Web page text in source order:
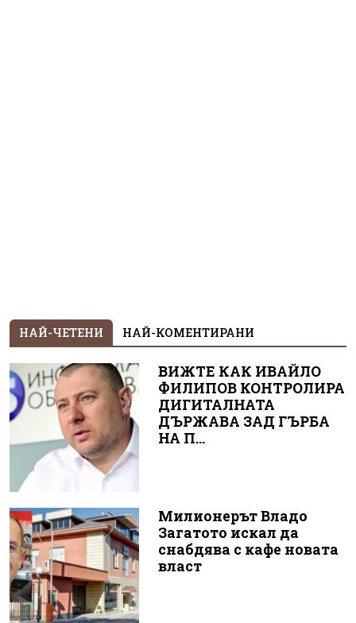
НАЙ-ЧЕТЕНИ НАЙ-КОМЕНТИРАНИ
ВИЖТЕ КАК ИВАЙЛО
ФИЛИПОВ КОНТРОЛИРА
ДИГИТАЛНАТА
ДЪРЖАВА ЗАД ГЪРБА
НА П...
Милионерът Владо
Загатото искал да
снабдява с кафе новата
власт